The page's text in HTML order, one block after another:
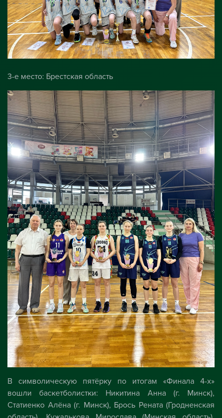
3-е место: Брестская область
В символическую пятёрку по итогам «Финала 4-х»
вошли баскетболистки: Никитина Анна (г. Минск),
Статиенко Алёна (г. Минск), Брось Рената (Гродненская